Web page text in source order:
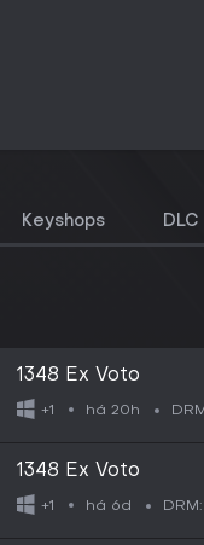
Keyshops DLC
1348 Ex Voto
+1 há 20h
1348 Ex Voto
+1 há 6d DRM: